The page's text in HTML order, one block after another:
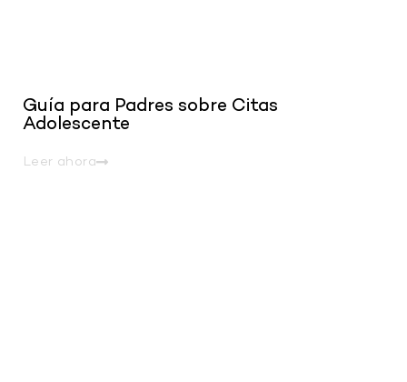
Guía para Padres sobre Citas
Adolescente
Leer ahora